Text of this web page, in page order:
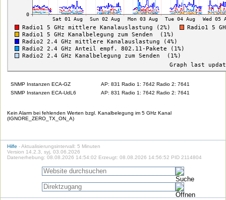
SNMP Instanzen ECA-GZ
AP: 831 Radio 1: 7642 Radio 2: 7641
SNMP Instanzen ECA-UdL6
AP: 831 Radio 1: 7642 Radio 2: 7641
Kein Alarm bei fehlenden Werten bzgl. Kanalbelegung im 5 GHz Kanal
(IGNORE_ZERO_TX_ON_A)
Hilfe - Aktualisierungsintervall: 5 Minuten
Version 14.2.3, syj, 03.06.2026
Datenerhebung: 08.08.2026 14:54:02 Erzeugt: 08.08.2026 14:56:52 PID 2114804